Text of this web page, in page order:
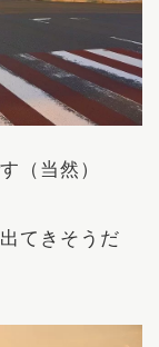
（当然）
てきそうだ